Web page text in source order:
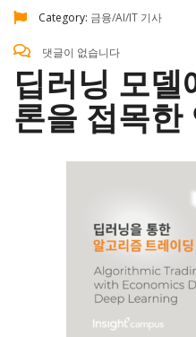
Category: 금융/AI/IT 기사
댓글이 없습니다
딥러닝 모델
론을 접목한